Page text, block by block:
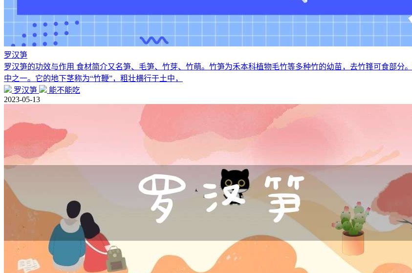
罗汉笋
罗汉笋的功效与作用 食材简介又名笋、毛笋、竹芽、竹萌。竹笋为禾本科植物毛竹等多种竹的幼苗，去竹箨可食部
中之一。它的地下茎称为“竹鞭”，粗壮横行于土中，
罗汉笋
能不能吃
2023-05-13